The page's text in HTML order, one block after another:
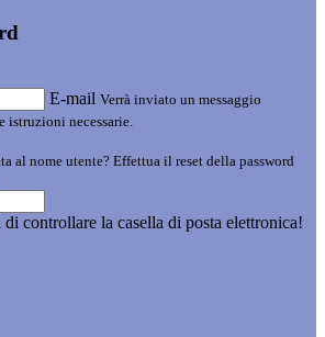
E-mail Verrà inviato un messaggio
necessarie.
al nome utente? Effettua il reset della password
controllare la casella di posta elettronica!